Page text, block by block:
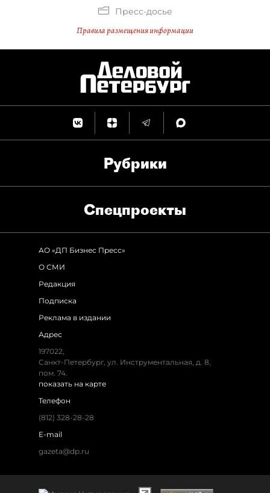
Пресс-досье
Правила размещения информации
Рубрики
Спец­проекты
АО «ДП Бизнес Пресс»
О СМИ
Редакция
Подписка
Реклама в издании
Адрес
197022,
Санкт-Петербург, ул. Инструментальная, д. 8,
пом. 74.
показать на карте
Телефон
(812) 328-28-28
E-mail
gazeta@dp.ru